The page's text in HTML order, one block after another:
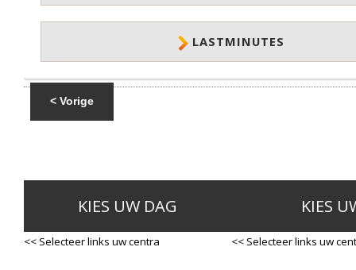
LASTMINUTES
< Vorige
KIES UW DAG
<< Selecteer links uw centra
KIES
<< Selecteer links uw